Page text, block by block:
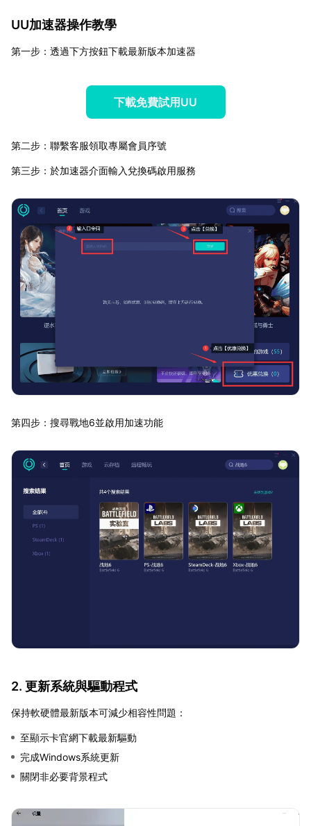
UU加速器操作教學
第一步：透過下方按鈕下載最新版本加速器
下載免費試用UU
第二步：聯繫客服領取專屬會員序號
第三步：於加速器介面輸入兌換碼啟用服務
第四步：搜尋戰地6並啟用加速功能
2. 更新系統與驅動程式
保持軟硬體最新版本可減少相容性問題：
至顯示卡官網下載最新驅動
完成Windows系統更新
關閉非必要背景程式